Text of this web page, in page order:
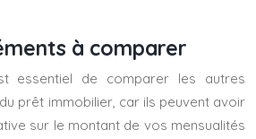
à comparer
essentiel de comparer les autres
prêt immobilier, car ils peuvent avoir
sur le montant de vos mensualités